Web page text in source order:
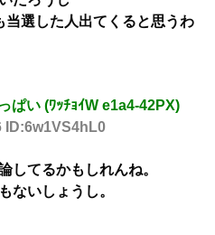
選した人出てくると思うわ
ぱい (ﾜｯﾁｮｲW e1a4-42PX)
ID:6w1VS4hL0
してるかもしれんね。
ないしょうし。